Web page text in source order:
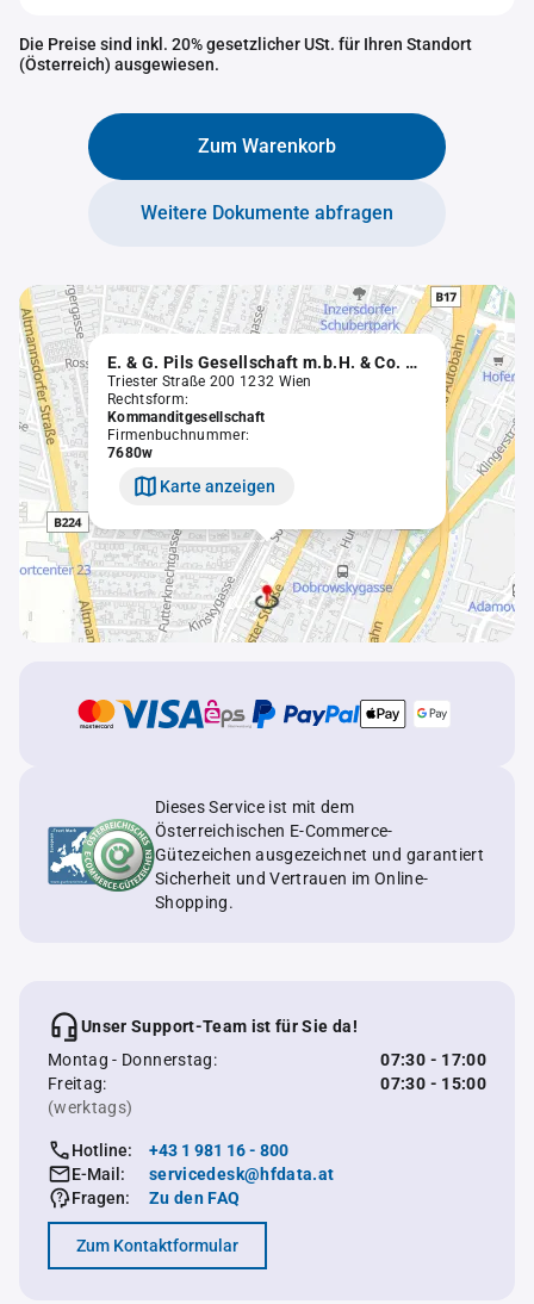
Die Preise sind inkl. 20% gesetzlicher USt. für Ihren Standort
(Österreich) ausgewiesen.
Zum Warenkorb
Weitere Dokumente abfragen
E. & G. Pils Gesellschaft m.b.H. & Co. KG.
Triester Straße 200 1232 Wien
Rechtsform:
Kommanditgesellschaft
Firmenbuchnummer:
7680w
Karte anzeigen
Dieses Service ist mit dem
Österreichischen E-Commerce-
Gütezeichen ausgezeichnet und garantiert
Sicherheit und Vertrauen im Online-
Shopping.
Unser Support-Team ist für Sie da!
Montag - Donnerstag:
07:30 - 17:00
Freitag:
07:30 - 15:00
(werktags)
Hotline:
+43 1 981 16 - 800
E-Mail:
servicedesk@hfdata.at
Fragen:
Zu den FAQ
Zum Kontaktformular